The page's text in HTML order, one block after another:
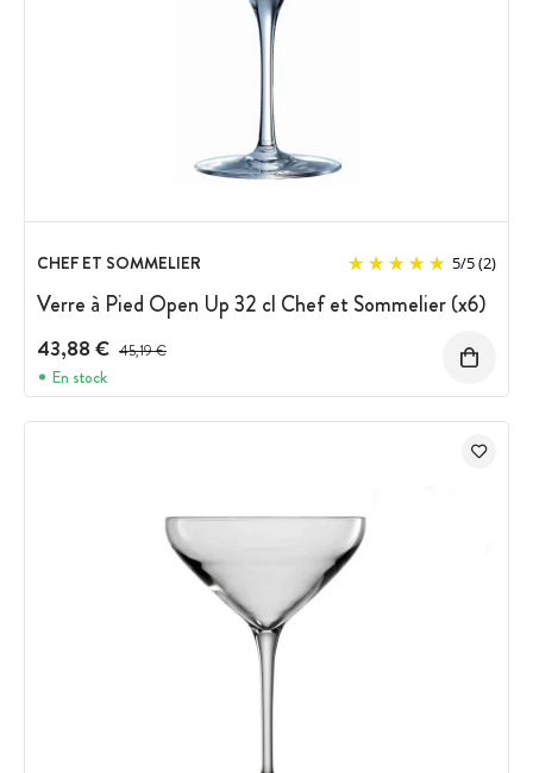
CHEF ET SOMMELIER 5/5(2)
Verre à Pied Open Up 32 cl Chef et Sommelier (x6)
43,88 € Prix avant réduction :
45,19 €
En stock